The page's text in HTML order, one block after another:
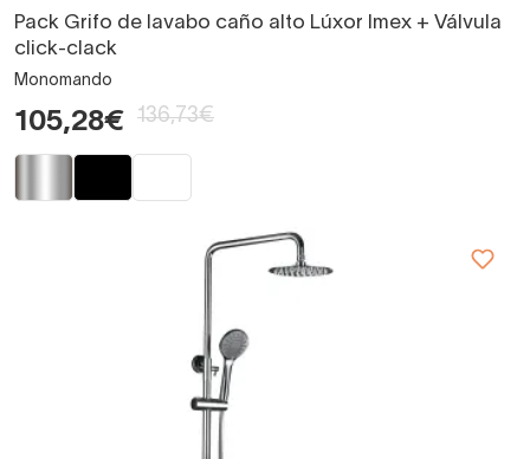
Pack Grifo de lavabo caño alto Lúxor Imex + Válvula
click-clack
Monomando
105,28€ 136,73€